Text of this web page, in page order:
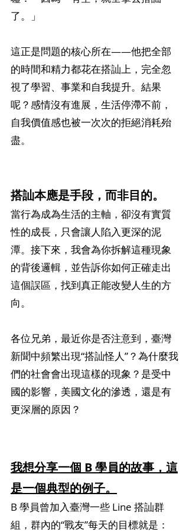
了。」
這正是問題的核心所在——他把全部
的時間和精力都花在搭訕上，完全忽
視了學習、事業和自我提升。結果
呢？感情沒有進展，生活停滯不前，
自我價值感也被一次次的拒絕消耗殆
盡。
搭訕本應是手段，而非目的。
當行為成為生活的主軸，卻沒有實質
性的成長，只會讓人陷入更深的泥
潭。接下來，我會為你拆解這種現象
的背後邏輯，並告訴你如何正確走出
這個誤區，找到真正能改變人生的方
向。
各位兄弟，最近你是否注意到，臺灣
新聞中頻繁出現“搭訕怪人”？為什麼我
們的社會會出現這樣的現象？是受中
國的影響，美國文化的滲透，還是有
更深層的原因？
我想分享一個 B 學員的故事，這
是一個典型的例子。
B 學員曾加入臺灣一些 Line 搭訕群
組，群內的“戰友”每天的目標就是：